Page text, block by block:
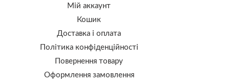
Мій аккаунт
Кошик
Доставка і оплата
Політика конфіденційності
Повернення товару
Оформлення замовлення